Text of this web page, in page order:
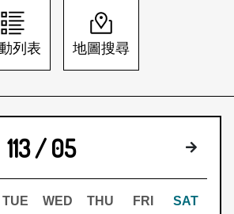
列表 地圖搜尋
113 / 05 下個月
TUE WED THU FRI SAT